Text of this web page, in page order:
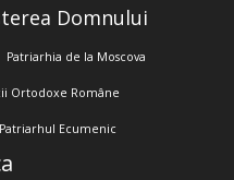
Domnului
Patriarhia de la Moscova
Ortodoxe Române
Patriarhul Ecumenic